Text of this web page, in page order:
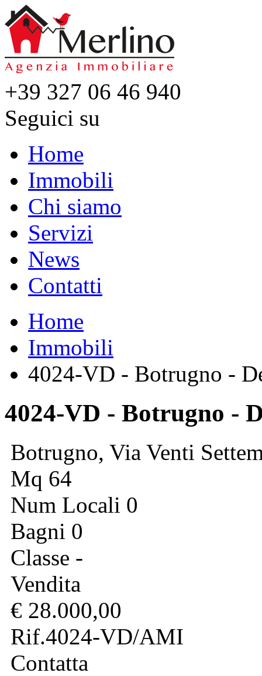
+39 327 06 46 940
Seguici su
Home
Immobili
Chi siamo
Servizi
News
Contatti
Home
Immobili
4024-VD - Botrugno -
4024-VD - Botrugno -
Botrugno, Via Venti
Mq 64
Num Locali 0
Bagni 0
Classe -
Vendita
€ 28.000,00
Rif.4024-VD/AMI
Contatta